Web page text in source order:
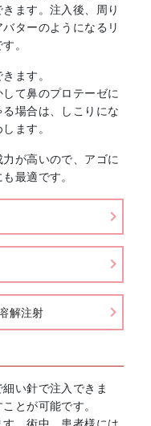
ます。注入後、周り
ターのようになるリ
。
ます。
て鼻のプロテーゼに
場合は、しこりにな
ます。
が高いので、アゴに
最適です。
解注射
い針で注入できま
とが可能です。